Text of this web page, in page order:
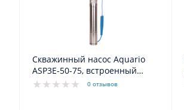
Скважинный насос Aquario
ASP3E-50-75, встроенный
конденсатор, кабель 1.5м
0 отзывов